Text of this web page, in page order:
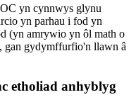
yn cynnwys glynu
yn parhau i fod yn
(yn amrywio yn ôl math o
gan gydymffurfio'n llawn â
etholiad anhyblyg